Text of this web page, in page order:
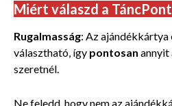
Miért válaszd a
Rugalmasság: Az
választható, így pontosan annyit
szeretnél.
Ne feledd, hogy nem az